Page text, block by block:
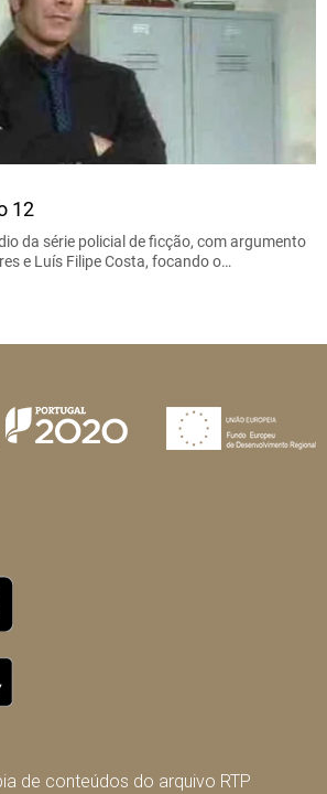
12
da série policial de ficção, com argumento
e Luís Filipe Costa, focando o…
de conteúdos do arquivo RTP